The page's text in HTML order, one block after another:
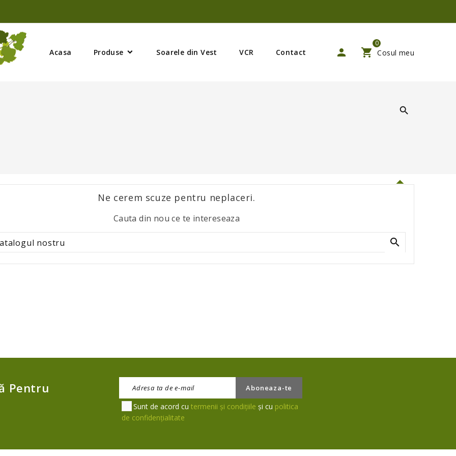
Acasa Produse Soarele din Vest VCR Contact Cosul meu
0

Ne cerem scuze pentru neplaceri.
Cauta din nou ce te intereseaza

Pentru
Sunt de acord cu termenii și condițiile și cu politica
de confidențialitate